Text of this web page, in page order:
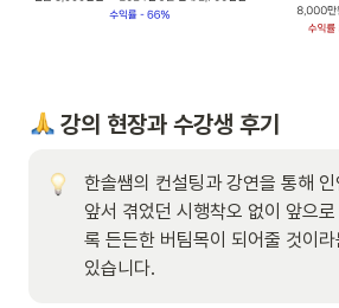
강의 현장과 수강생 후기
한솔쌤의 컨설팅과 강연을 통해 인
앞서 겪었던 시행착오 없이 앞으
록 든든한 버팀목이 되어줄 것이
있습니다.